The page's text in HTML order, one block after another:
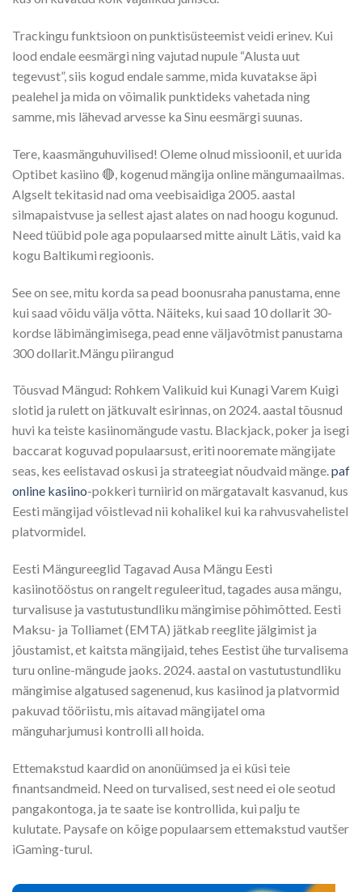
Trackingu funktsioon on punktisüsteemist veidi erinev. Kui
lood endale eesmärgi ning vajutad nupule “Alusta uut
tegevust”, siis kogud endale samme, mida kuvatakse äpi
pealehel ja mida on võimalik punktideks vahetada ning
samme, mis lähevad arvesse ka Sinu eesmärgi suunas.
Tere, kaasmänguhuvilised! Oleme olnud missioonil, et uurida
Optibet kasiino 🔴, kogenud mängija online mängumaailmas.
Algselt tekitasid nad oma veebisaidiga 2005. aastal
silmapaistvuse ja sellest ajast alates on nad hoogu kogunud.
Need tüübid pole aga populaarsed mitte ainult Lätis, vaid ka
kogu Baltikumi regioonis.
See on see, mitu korda sa pead boonusraha panustama, enne
kui saad võidu välja võtta. Näiteks, kui saad 10 dollarit 30-
kordse läbimängimisega, pead enne väljavõtmist panustama
300 dollarit.Mängu piirangud
Tõusvad Mängud: Rohkem Valikuid kui Kunagi Varem Kuigi
slotid ja rulett on jätkuvalt esirinnas, on 2024. aastal tõusnud
huvi ka teiste kasiinomängude vastu. Blackjack, poker ja isegi
baccarat koguvad populaarsust, eriti nooremate mängijate
seas, kes eelistavad oskusi ja strateegiat nõudvaid mänge.paf
online kasiino-pokkeri turniirid on märgatavalt kasvanud, kus
Eesti mängijad võistlevad nii kohalikel kui ka rahvusvahelistel
platvormidel.
Eesti Mängureeglid Tagavad Ausa Mängu Eesti
kasiinotööstus on rangelt reguleeritud, tagades ausa mängu,
turvalisuse ja vastutustundliku mängimise põhimõtted. Eesti
Maksu- ja Tolliamet (EMTA) jätkab reeglite jälgimist ja
jõustamist, et kaitsta mängijaid, tehes Eestist ühe turvalisema
turu online-mängude jaoks. 2024. aastal on vastutustundliku
mängimise algatused sagenenud, kus kasiinod ja platvormid
pakuvad tööriistu, mis aitavad mängijatel oma
mänguharjumusi kontrolli all hoida.
Ettemakstud kaardid on anonüümsed ja ei küsi teie
finantsandmeid. Need on turvalised, sest need ei ole seotud
pangakontoga, ja te saate ise kontrollida, kui palju te
kulutate. Paysafe on kõige populaarsem ettemakstud vautšer
iGaming-turul.